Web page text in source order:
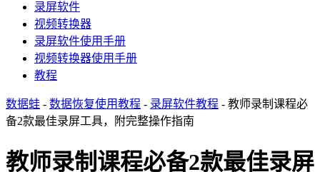
录屏软件
视频转换器
录屏软件使用手册
视频转换器使用手册
教程
数据蛙 - 数据恢复使用教程 - 录屏软件教程 - 教师录制课程必
备2款最佳录屏工具，附完整操作指南
教师录制课程必备2款最佳录屏